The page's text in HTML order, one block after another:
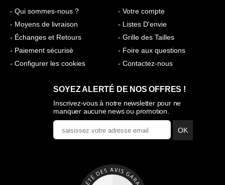
- Qui sommes-nous ?
- Moyens de livraison
- Échanges et Retours
- Paiement sécurisé
- Configurer les cookies
- Votre compte
- Listes D'envie
- Grille des Tailles
- Foire aux questions
- Contactez-nous
SOYEZ ALERTÉ DE NOS OFFRES !
Inscrivez-vous à notre newsletter pour ne
manquer aucune news ou promotion.
OK